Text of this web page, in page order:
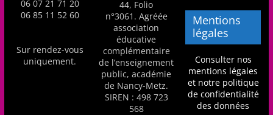
06 07 21 71 20
06 85 11 52 60
Sur rendez-vous
uniquement.
44, Folio
n°3061. Agréée
association
éducative
complémentaire
de l’enseignement
public, académie
de Nancy-Metz.
SIREN : 498 723
568
Mentions
légales
Consulter nos
mentions légales
et notre politique
de confidentialité
des données